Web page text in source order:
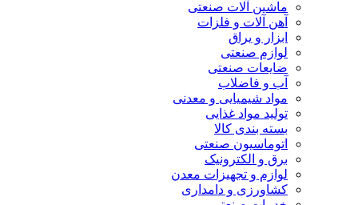
ماشین آلات صنعتی
آهن آلات و فلزات
ابزار و یراق
لوازم صنعتی
ضایعات صنعتی
آب و فاضلاب
مواد شیمیایی و معدنی
تولید مواد غذایی
بسته بندی کالا
اتوماسیون صنعتی
برق و الکترونیک
لوازم و تجهیزات معدن
کشاورزی و دامداری